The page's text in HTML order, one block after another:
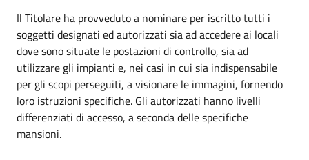
Il Titolare ha provveduto a nominare per iscritto tutti i
soggetti designati ed autorizzati sia ad accedere ai locali
dove sono situate le postazioni di controllo, sia ad
utilizzare gli impianti e, nei casi in cui sia indispensabile
per gli scopi perseguiti, a visionare le immagini, fornendo
loro istruzioni specifiche. Gli autorizzati hanno livelli
differenziati di accesso, a seconda delle specifiche
mansioni.